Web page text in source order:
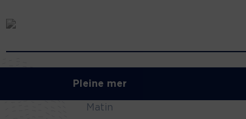
Pleine mer
Matin